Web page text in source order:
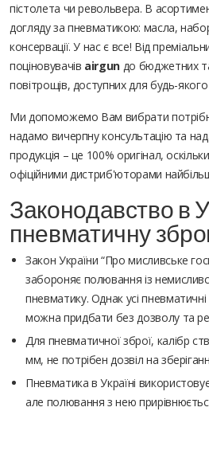
пістолета чи револьвера. В
догляду за пневматикою: масла,
консервації. У нас є все! Від
поціновувачів airgun до бюджетних
повітрощів, доступних для будь-
Ми допоможемо Вам вибрати
надамо вичерпну консультацію та
продукція – це 100% оригінал,
офіційними дистриб'юторами
Законодавство в
пневматичну
Закон України “Про мисливське
забороняє полювання із
пневматику. Однак усі
можна придбати без дозволу та
Для пневматичної зброї, калібр
мм, не потрібен дозвіл на
Пневматика в Україні
але полювання з нею